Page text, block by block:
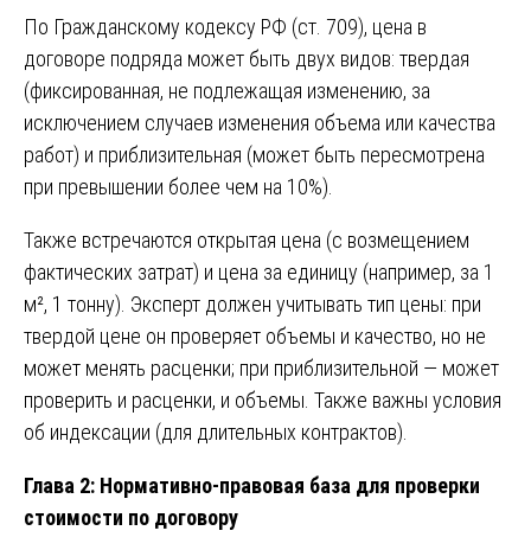
По Гражданскому кодексу РФ (ст. 709), цена в
договоре подряда может быть двух видов: твердая
(фиксированная, не подлежащая изменению, за
исключением случаев изменения объема или качества
работ) и приблизительная (может быть пересмотрена
при превышении более чем на 10%).
Также встречаются открытая цена (с возмещением
фактических затрат) и цена за единицу (например, за 1
м², 1 тонну). Эксперт должен учитывать тип цены: при
твердой цене он проверяет объемы и качество, но не
может менять расценки; при приблизительной — может
проверить и расценки, и объемы. Также важны условия
об индексации (для длительных контрактов).
Глава 2: Нормативно-правовая база для проверки
стоимости по договору